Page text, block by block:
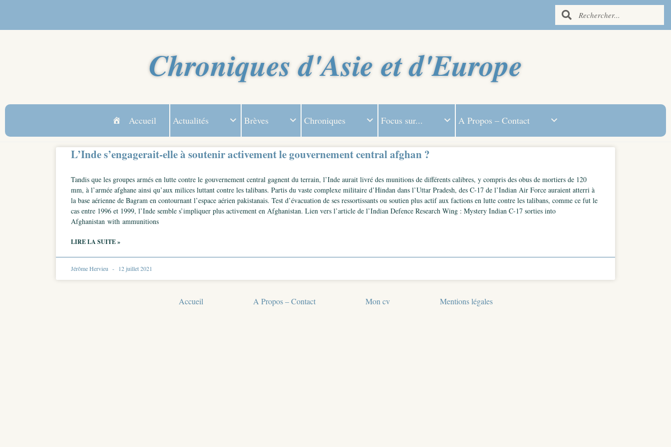
Chroniques d'Asie et d'Europe
Accueil Actualités Brèves Chroniques Focus sur... A Propos – Contact
L’Inde s’engagerait-elle à soutenir activement le gouvernement central afghan ?
Tandis que les groupes armés en lutte contre le gouvernement central gagnent du terrain, l’Inde aurait livré des munitions de différents calibres, y compris des obus de mortiers de 120
mm, à l’armée afghane ainsi qu’aux milices luttant contre les talibans. Partis du vaste complexe militaire d’Hindan dans l’Uttar Pradesh, des C-17 de l’Indian Air Force auraient atterri à
la base aérienne de Bagram en contournant l’espace aérien pakistanais. Test d’évacuation de ses ressortissants ou soutien plus actif aux factions en lutte contre les talibans, comme ce fut le
cas entre 1996 et 1999, l’Inde semble s’impliquer plus activement en Afghanistan. Lien vers l’article de l’Indian Defence Research Wing : Mystery Indian C-17 sorties into
Afghanistan with ammunitions
LIRE LA SUITE »
Jérôme Hervieu 12 juillet 2021
Accueil A Propos – Contact Mon cv Mentions légales